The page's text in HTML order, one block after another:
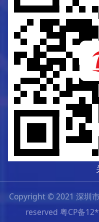
Copyright © 2021 深圳
reserved 粤CP备